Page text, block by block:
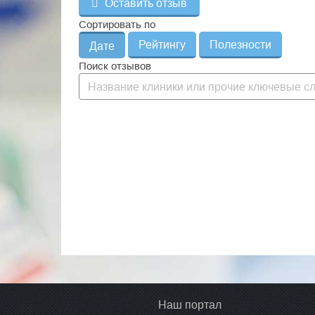
Оставить отзыв
Сортировать по
Дате
Рейтингу
Полезности
Поиск отзывов
Наш портал